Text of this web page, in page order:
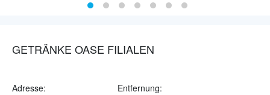
GETRÄNKE OASE FILIALEN
Adresse: Entfernung: